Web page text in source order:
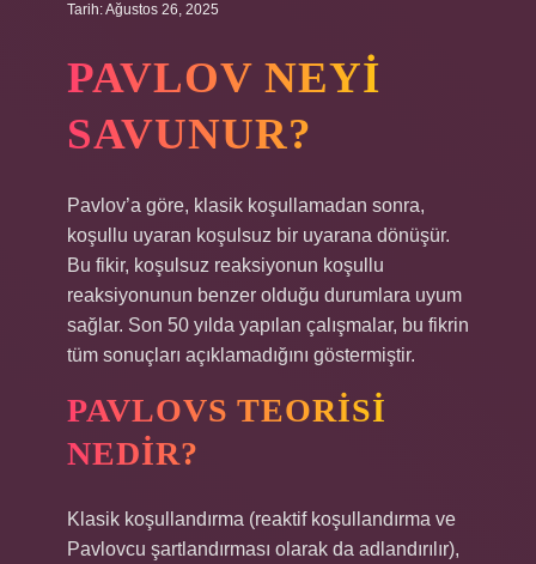
Tarih: Ağustos 26, 2025
PAVLOV NEYI
SAVUNUR?
Pavlov’a göre, klasik koşullamadan sonra,
koşullu uyaran koşulsuz bir uyarana dönüşür.
Bu fikir, koşulsuz reaksiyonun koşullu
reaksiyonunun benzer olduğu durumlara uyum
sağlar. Son 50 yılda yapılan çalışmalar, bu fikrin
tüm sonuçları açıklamadığını göstermiştir.
PAVLOVS TEORISI
NEDIR?
Klasik koşullandırma (reaktif koşullandırma ve
Pavlovcu şartlandırması olarak da adlandırılır),